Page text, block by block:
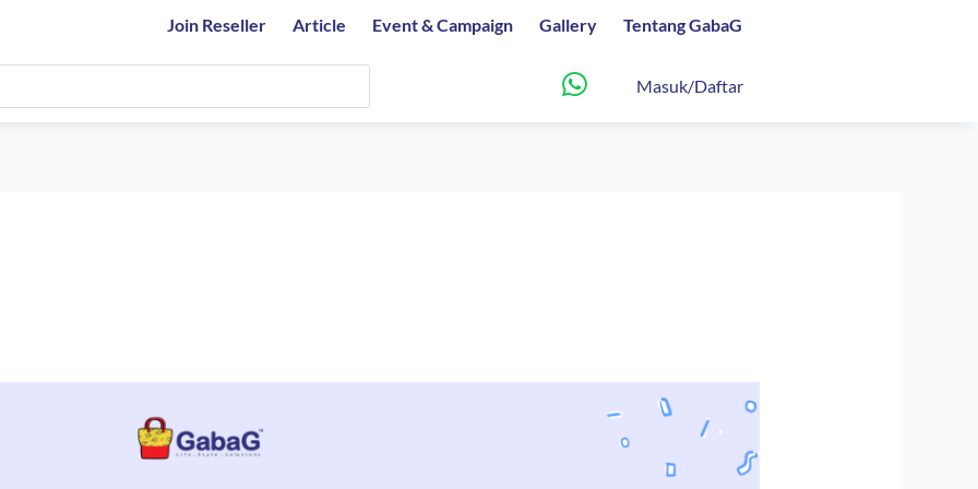
Join Reseller Article Event & Campaign Gallery Tentang GabaG
Masuk/Daftar